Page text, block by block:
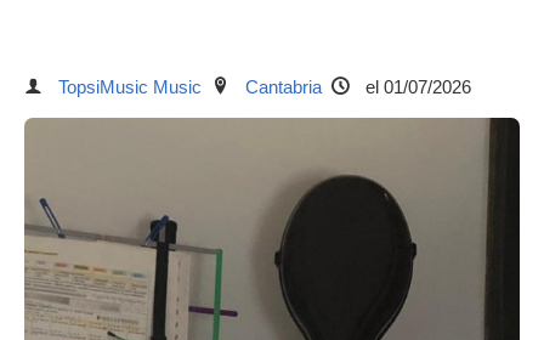
TopsiMusic Music Cantabria el 01/07/2026